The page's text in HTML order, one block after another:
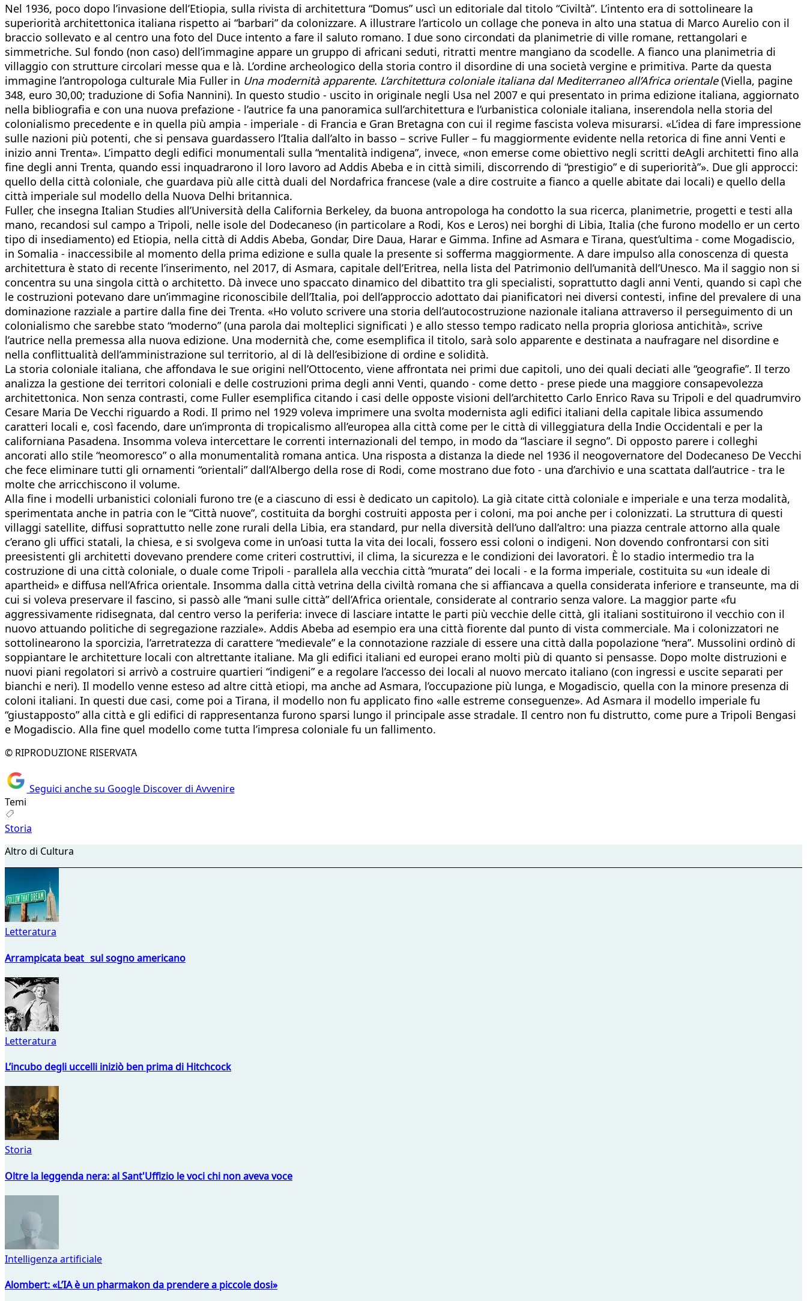
Nel 1936, poco dopo l’invasione dell’Etiopia, sulla rivista di architettura “Domus” uscì un editoriale dal titolo “Civiltà”. L’intento era di sottolineare la
superiorità architettonica italiana rispetto ai “barbari” da colonizzare. A illustrare l’articolo un collage che poneva in alto una statua di Marco Aurelio con il
braccio sollevato e al centro una foto del Duce intento a fare il saluto romano. I due sono circondati da planimetrie di ville romane, rettangolari e
simmetriche. Sul fondo (non caso) dell’immagine appare un gruppo di africani seduti, ritratti mentre mangiano da scodelle. A fianco una planimetria di
villaggio con strutture circolari messe qua e là. L’ordine archeologico della storia contro il disordine di una società vergine e primitiva. Parte da questa
immagine l’antropologa culturale Mia Fuller in Una modernità apparente. L’architettura coloniale italiana dal Mediterraneo all’Africa orientale(Viella, pagine
348, euro 30,00; traduzione di Sofia Nannini). In questo studio - uscito in originale negli Usa nel 2007 e qui presentato in prima edizione italiana, aggiornato
nella bibliografia e con una nuova prefazione - l’autrice fa una panoramica sull’architettura e l’urbanistica coloniale italiana, inserendola nella storia del
colonialismo precedente e in quella più ampia - imperiale - di Francia e Gran Bretagna con cui il regime fascista voleva misurarsi. «L’idea di fare impressione
sulle nazioni più potenti, che si pensava guardassero l’Italia dall’alto in basso – scrive Fuller – fu maggiormente evidente nella retorica di fine anni Venti e
inizio anni Trenta». L’impatto degli edifici monumentali sulla “mentalità indigena”, invece, «non emerse come obiettivo negli scritti deAgli architetti fino alla
fine degli anni Trenta, quando essi inquadrarono il loro lavoro ad Addis Abeba e in città simili, discorrendo di “prestigio” e di superiorità”». Due gli approcci:
quello della città coloniale, che guardava più alle città duali del Nordafrica francese (vale a dire costruite a fianco a quelle abitate dai locali) e quello della
città imperiale sul modello della Nuova Delhi britannica.
Fuller, che insegna Italian Studies all’Università della California Berkeley, da buona antropologa ha condotto la sua ricerca, planimetrie, progetti e testi alla
mano, recandosi sul campo a Tripoli, nelle isole del Dodecaneso (in particolare a Rodi, Kos e Leros) nei borghi di Libia, Italia (che furono modello er un certo
tipo di insediamento) ed Etiopia, nella città di Addis Abeba, Gondar, Dire Daua, Harar e Gimma. Infine ad Asmara e Tirana, quest’ultima - come Mogadiscio,
in Somalia - inaccessibile al momento della prima edizione e sulla quale la presente si sofferma maggiormente. A dare impulso alla conoscenza di questa
architettura è stato di recente l’inserimento, nel 2017, di Asmara, capitale dell’Eritrea, nella lista del Patrimonio dell’umanità dell’Unesco. Ma il saggio non si
concentra su una singola città o architetto. Dà invece uno spaccato dinamico del dibattito tra gli specialisti, soprattutto dagli anni Venti, quando si capì che
le costruzioni potevano dare un’immagine riconoscibile dell’Italia, poi dell’approccio adottato dai pianificatori nei diversi contesti, infine del prevalere di una
dominazione razziale a partire dalla fine dei Trenta. «Ho voluto scrivere una storia dell’autocostruzione nazionale italiana attraverso il perseguimento di un
colonialismo che sarebbe stato “moderno” (una parola dai molteplici significati ) e allo stesso tempo radicato nella propria gloriosa antichità», scrive
l’autrice nella premessa alla nuova edizione. Una modernità che, come esemplifica il titolo, sarà solo apparente e destinata a naufragare nel disordine e
nella conflittualità dell’amministrazione sul territorio, al di là dell’esibizione di ordine e solidità.
La storia coloniale italiana, che affondava le sue origini nell’Ottocento, viene affrontata nei primi due capitoli, uno dei quali deciati alle “geografie”. Il terzo
analizza la gestione dei territori coloniali e delle costruzioni prima degli anni Venti, quando - come detto - prese piede una maggiore consapevolezza
architettonica. Non senza contrasti, come Fuller esemplifica citando i casi delle opposte visioni dell’architetto Carlo Enrico Rava su Tripoli e del quadrumviro
Cesare Maria De Vecchi riguardo a Rodi. Il primo nel 1929 voleva imprimere una svolta modernista agli edifici italiani della capitale libica assumendo
caratteri locali e, così facendo, dare un’impronta di tropicalismo all’europea alla città come per le città di villeggiatura della Indie Occidentali e per la
californiana Pasadena. Insomma voleva intercettare le correnti internazionali del tempo, in modo da “lasciare il segno”. Di opposto parere i colleghi
ancorati allo stile “neomoresco” o alla monumentalità romana antica. Una risposta a distanza la diede nel 1936 il neogovernatore del Dodecaneso De Vecchi
che fece eliminare tutti gli ornamenti “orientali” dall’Albergo della rose di Rodi, come mostrano due foto - una d’archivio e una scattata dall’autrice - tra le
molte che arricchiscono il volume.
Alla fine i modelli urbanistici coloniali furono tre (e a ciascuno di essi è dedicato un capitolo). La già citate città coloniale e imperiale e una terza modalità,
sperimentata anche in patria con le “Città nuove”, costituita da borghi costruiti apposta per i coloni, ma poi anche per i colonizzati. La struttura di questi
villaggi satellite, diffusi soprattutto nelle zone rurali della Libia, era standard, pur nella diversità dell’uno dall’altro: una piazza centrale attorno alla quale
c’erano gli uffici statali, la chiesa, e si svolgeva come in un’oasi tutta la vita dei locali, fossero essi coloni o indigeni. Non dovendo confrontarsi con siti
preesistenti gli architetti dovevano prendere come criteri costruttivi, il clima, la sicurezza e le condizioni dei lavoratori. È lo stadio intermedio tra la
costruzione di una città coloniale, o duale come Tripoli - parallela alla vecchia città “murata” dei locali - e la forma imperiale, costituita su «un ideale di
apartheid» e diffusa nell’Africa orientale. Insomma dalla città vetrina della civiltà romana che si affiancava a quella considerata inferiore e transeunte, ma di
cui si voleva preservare il fascino, si passò alle “mani sulle città” dell’Africa orientale, considerate al contrario senza valore. La maggior parte «fu
aggressivamente ridisegnata, dal centro verso la periferia: invece di lasciare intatte le parti più vecchie delle città, gli italiani sostituirono il vecchio con il
nuovo attuando politiche di segregazione razziale». Addis Abeba ad esempio era una città fiorente dal punto di vista commerciale. Ma i colonizzatori ne
sottolinearono la sporcizia, l’arretratezza di carattere “medievale” e la connotazione razziale di essere una città dalla popolazione “nera”. Mussolini ordinò di
soppiantare le architetture locali con altrettante italiane. Ma gli edifici italiani ed europei erano molti più di quanto si pensasse. Dopo molte distruzioni e
nuovi piani regolatori si arrivò a costruire quartieri “indigeni” e a regolare l’accesso dei locali al nuovo mercato italiano (con ingressi e uscite separati per
bianchi e neri). Il modello venne esteso ad altre città etiopi, ma anche ad Asmara, l’occupazione più lunga, e Mogadiscio, quella con la minore presenza di
coloni italiani. In questi due casi, come poi a Tirana, il modello non fu applicato fino «alle estreme conseguenze». Ad Asmara il modello imperiale fu
“giustapposto” alla città e gli edifici di rappresentanza furono sparsi lungo il principale asse stradale. Il centro non fu distrutto, come pure a Tripoli Bengasi
e Mogadiscio. Alla fine quel modello come tutta l’impresa coloniale fu un fallimento.
© RIPRODUZIONE RISERVATA
Seguici anche su Google Discover di Avvenire
Temi
Storia
Altro di Cultura
Letteratura
Arrampicata beat sul sogno americano
Letteratura
L’incubo degli uccelli iniziò ben prima di Hitchcock
Storia
Oltre la leggenda nera: al Sant'Uffizio le voci chi non aveva voce
Intelligenza artificiale
Alombert: «L’IA è un pharmakon da prendere a piccole dosi»